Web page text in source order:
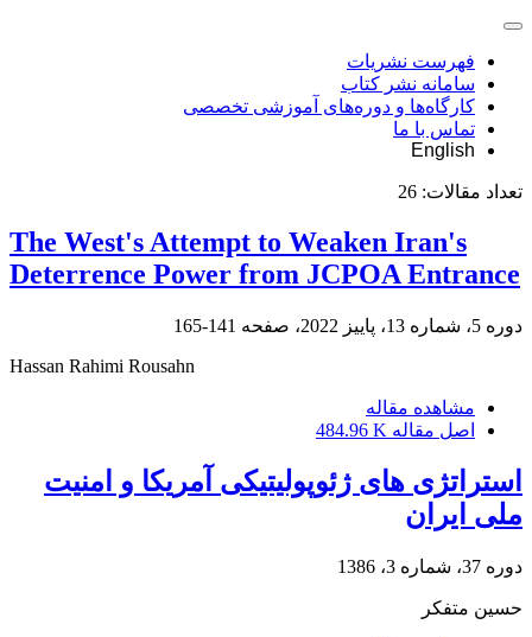
فهرست نشریات
سامانه نشر کتاب
کارگاه‌ها و دوره‌های آموزشی تخصصی
تماس با ما
English
تعداد مقالات: 26
The West's Attempt to Weaken Iran's
Deterrence Power from JCPOA Entrance
دوره 5، شماره 13، پاییز 2022، صفحه
141-165
Hassan Rahimi Rousahn
مشاهده مقاله
اصل مقاله 484.96 K
استراتژی های ژئوپولیتیکی‌ آمریکا و امنیت
ملی ایران
دوره 37، شماره 3، 1386
حسین متفکر